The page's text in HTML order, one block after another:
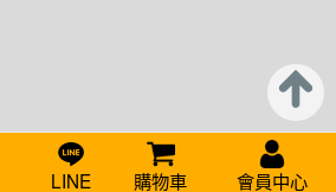
LINE 購物車 會員中心